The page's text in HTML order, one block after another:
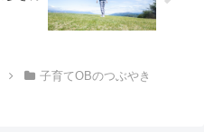
子育てOBのつぶやき